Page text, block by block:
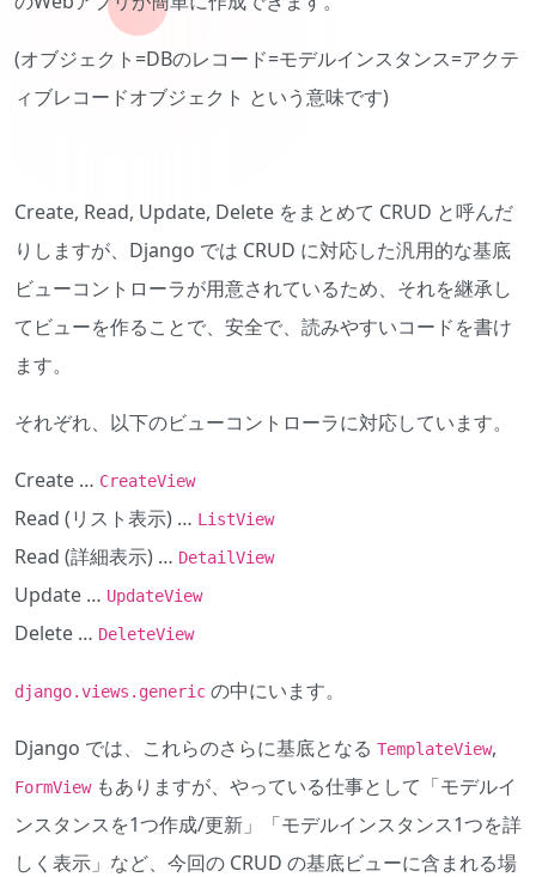
(オブジェクト=DBのレコード=モデルインスタンス=アクテ
ィブレコードオブジェクト という意味です)
Create, Read, Update, Delete をまとめて CRUD と呼んだ
りしますが、Django では CRUD に対応した汎用的な基底
ビューコントローラが用意されているため、それを継承し
てビューを作ることで、安全で、読みやすいコードを書け
ます。
それぞれ、以下のビューコントローラに対応しています。
Create … CreateView
Read (リスト表示) … ListView
Read (詳細表示) … DetailView
Update … UpdateView
Delete … DeleteView
django.views.generic の中にいます。
Django では、これらのさらに基底となる TemplateView,
FormViewもありますが、やっている仕事として「モデルイ
ンスタンスを1つ作成/更新」「モデルインスタンス1つを詳
しく表示」など、今回の CRUD の基底ビューに含まれる場